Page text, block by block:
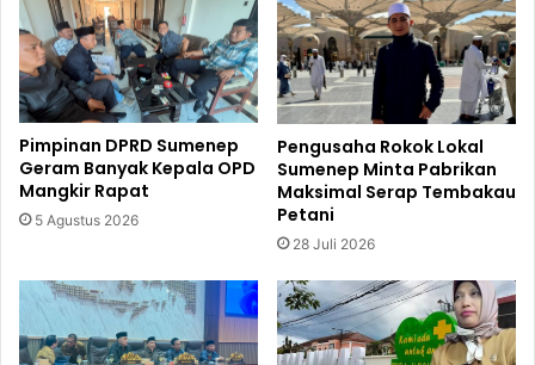
Pimpinan DPRD Sumenep
Geram Banyak Kepala OPD
Mangkir Rapat
5 Agustus 2026
Pengusaha Rokok Lokal
Sumenep Minta Pabrikan
Maksimal Serap Tembakau
Petani
28 Juli 2026